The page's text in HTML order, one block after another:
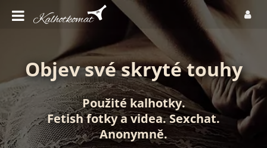
Objev své skryté touhy
Použité kalhotky.
Fetish fotkyavidea.Sexchat.
Anonymně.